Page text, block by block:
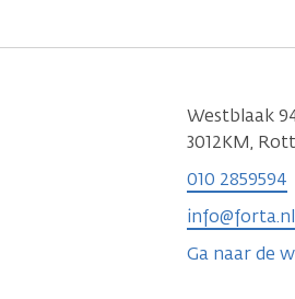
Westblaak
3012KM,
010 2859594
info@forta.nl
Ga naar de